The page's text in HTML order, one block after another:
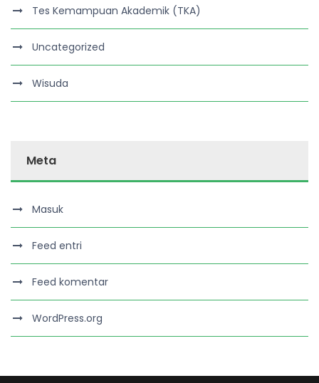
Tes Kemampuan Akademik (TKA)
Uncategorized
Wisuda
Meta
Masuk
Feed entri
Feed komentar
WordPress.org